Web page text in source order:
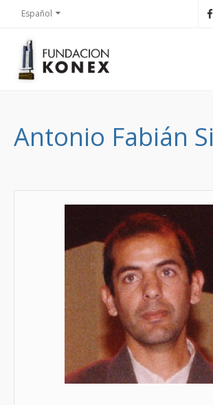
Español
Antonio Fabián